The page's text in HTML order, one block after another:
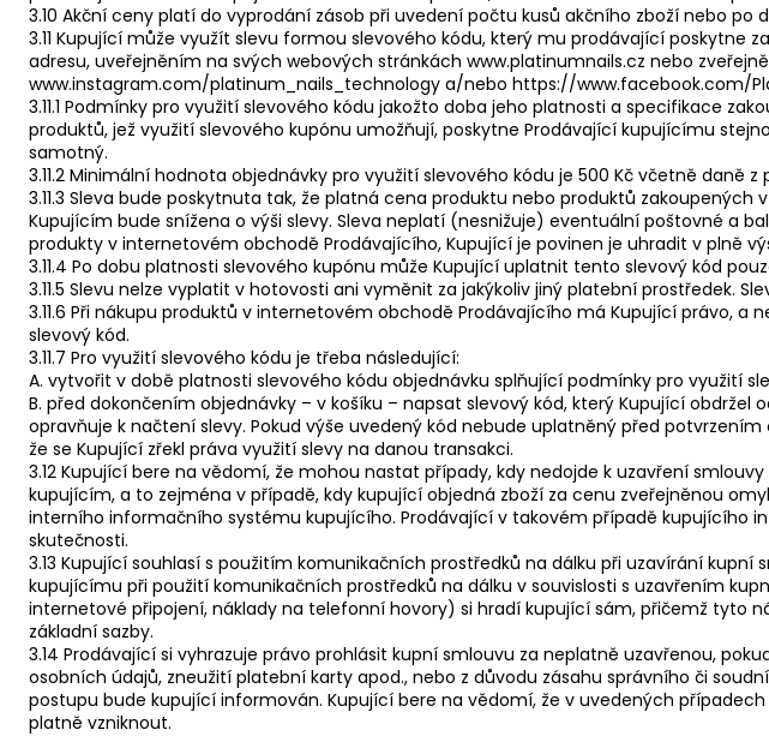
3.10 Akční ceny platí do vyprodání zásob při uvedení počtu kusů akčního zboží nebo po
3.11 Kupující může využít slevu formou slevového kódu, který mu prodávající poskytne
adresu, uveřejněním na svých webových stránkách www.platinumnails.cz nebo
www.instagram.com/platinum_nails_technology a/nebo https://www.facebook.com/
3.11.1 Podmínky pro využití slevového kódu jakožto doba jeho platnosti a specifikace
produktů, jež využití slevového kupónu umožňují, poskytne Prodávající kupujícímu
samotný.
3.11.2 Minimální hodnota objednávky pro využití slevového kódu je 500 Kč včetně daně z
3.11.3 Sleva bude poskytnuta tak, že platná cena produktu nebo produktů
Kupujícím bude snížena o výši slevy. Sleva neplatí (nesnižuje) eventuální poštovné a
produkty v internetovém obchodě Prodávajícího, Kupující je povinen je uhradit v plně
3.11.4 Po dobu platnosti slevového kupónu může Kupující uplatnit tento slevový kód
3.11.5 Slevu nelze vyplatit v hotovosti ani vyměnit za jakýkoliv jiný platební prostředek.
3.11.6 Při nákupu produktů v internetovém obchodě Prodávajícího má Kupující právo, a
slevový kód.
3.11.7 Pro využití slevového kódu je třeba následující:
A. vytvořit v době platnosti slevového kódu objednávku splňující podmínky pro využití
B. před dokončením objednávky – v košíku – napsat slevový kód, který Kupující obdržel
opravňuje k načtení slevy. Pokud výše uvedený kód nebude uplatněný před
že se Kupující zřekl práva využití slevy na danou transakci.
3.12 Kupující bere na vědomí, že mohou nastat případy, kdy nedojde k uzavření
kupujícím, a to zejména v případě, kdy kupující objedná zboží za cenu zveřejněnou
interního informačního systému kupujícího. Prodávající v takovém případě kupujícího
skutečnosti.
3.13 Kupující souhlasí s použitím komunikačních prostředků na dálku při uzavírání kupní
kupujícímu při použití komunikačních prostředků na dálku v souvislosti s uzavřením
internetové připojení, náklady na telefonní hovory) si hradí kupující sám, přičemž tyto
základní sazby.
3.14 Prodávající si vyhrazuje právo prohlásit kupní smlouvu za neplatně uzavřenou,
osobních údajů, zneužití platební karty apod., nebo z důvodu zásahu správního či
postupu bude kupující informován. Kupující bere na vědomí, že v uvedených
platně vzniknout.